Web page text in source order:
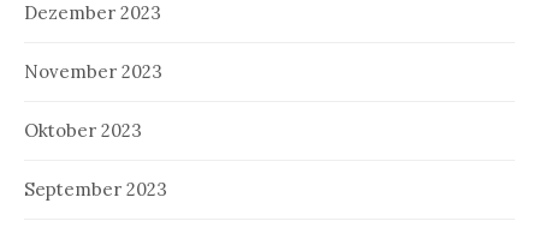
Dezember 2023
November 2023
Oktober 2023
September 2023